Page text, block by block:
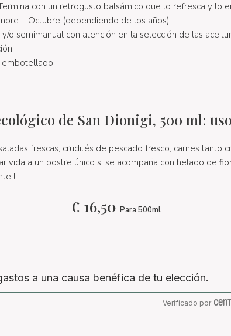
con un retrogusto balsámico que lo refresca y lo
– Octubre (dependiendo de los años)
o semimanual con atención en la selección de las
embotellado
de San Dionigi, 500 ml:
frescas, crudités de pescado fresco, carnes tanto
vida a un postre único si se acompaña con helado de
l
€ 16,50 Para 500ml
a una causa benéfica de tu elección.
Verificado por